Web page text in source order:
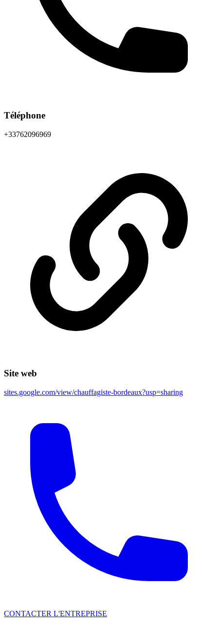
Téléphone
+33762096969
Site web
sites.google.com/view/chauffagiste-bordeaux?usp=sharing
CONTACTER L'ENTREPRISE